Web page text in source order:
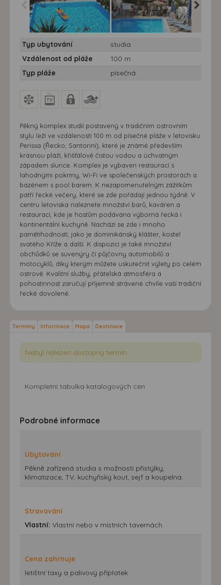
Perissa - Villa Markos
Perissa - Villa Markos
Typ ubytování
studia
Vzdálenost od pláže
100 m
Typ pláže
písečná
Pěkný komplex studií postavený v tradičním ostrovním
stylu leží ve vzdálenosti 100 m od písečné pláže v letovisku
Perissa (Řecko, Santorini), které je známé především
krásnou pláží, křišťálově čistou vodou a úchvatným
západem slunce. Komplex je vybaven restaurací s
lahodnými pokrmy, Wi-Fi ve společenských prostorách a
bazénem s pool barem. K nezapomenutelným zážitkům
patří řecké večery, které se zde pořádají jednou týdně. V
centru letoviska naleznete množství barů, kaváren a
restaurací, kde je hostům podávána výborná řecká i
kontinentální kuchyně. Nachází se zde i mnoho
pamětihodností, jako je dominikánský klášter, kostel
svatého Kříže a další. K dispozici je také množství
obchůdků se suvenýry či půjčovny automobilů a
motocyklů, díky kterým můžete uskutečnit výlety po celém
ostrově. Kvalitní služby, přátelská atmosféra a
pohostinnost zaručují příjemně strávené chvíle vaší tradiční
řecké dovolené.
Termíny Informace Mapa Destinace
Nebyl nalezen dostupný termín.
Kompletní tabulka katalogových cen
Podrobné informace
Ubytování
Pěkně zařízená studia s možností přistýlky,
klimatizace, TV, kuchyňský kout, sejf a koupelna.
Stravování
Vlastní: Vlastní nebo v místních tavernách.
Cena zahrnuje
letištní taxy a palivový příplatek